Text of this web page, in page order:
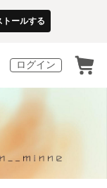
トールする
ログイン